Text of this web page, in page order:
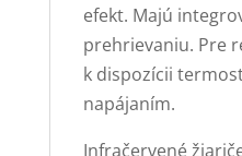
efekt. Majú
prehrievaniu. Pre
k dispozícii
napájaním.
Infračervené